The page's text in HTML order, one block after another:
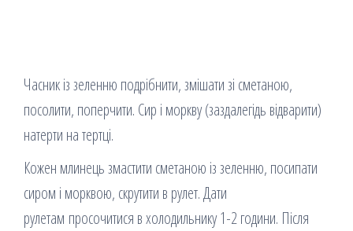
Часник із зеленню подрібнити, змішати зі сметаною,
посолити, поперчити. Сир і моркву (заздалегідь відварити)
натерти на тертці.
Кожен млинець змастити сметаною із зеленню, посипати
сиром і морквою, скрутити в рулет. Дати
рулетам просочитися в холодильнику 1-2 години. Після